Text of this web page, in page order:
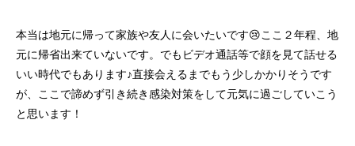
本当は地元に帰って家族や友人に会いたいです😢ここ２年程、地
元に帰省出来ていないです。でもビデオ通話等で顔を見て話せる
いい時代でもあります♪直接会えるまでもう少しかかりそうです
が、ここで諦めず引き続き感染対策をして元気に過ごしていこう
と思います！